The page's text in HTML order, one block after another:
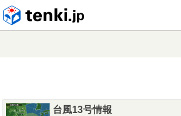
台風13号情報